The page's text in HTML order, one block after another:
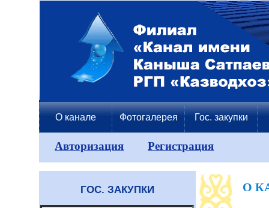
О канале Фотогалерея Гос. закупки
Авторизация Регистрация
ГОС. ЗАКУПКИ О